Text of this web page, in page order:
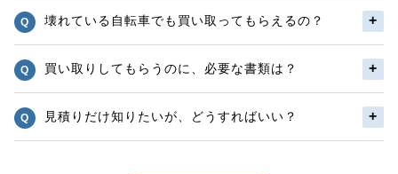
壊れている自転車でも買い取ってもらえるの？
買い取りしてもらうのに、必要な書類は？
見積りだけ知りたいが、どうすればいい？